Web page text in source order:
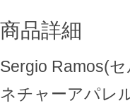
商品詳細
Sergio Ramos(
ネチャーアパレ